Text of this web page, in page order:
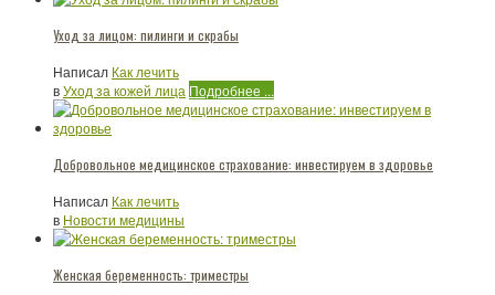
Уход за лицом: пилинги и скрабы
Написал Как лечить
вУход за кожей лица Подробнее ...
Добровольное медицинское страхование: инвестируем в здоровье
Написал Как лечить
в Новости медицины
Женская беременность: триместры